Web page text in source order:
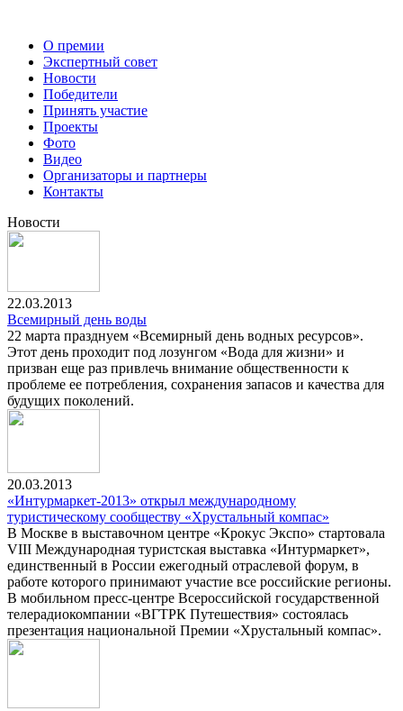
О премии
Экспертный совет
Новости
Победители
Принять участие
Проекты
Фото
Видео
Организаторы и партнеры
Контакты
Новости
22.03.2013
Всемирный день воды
22 марта празднуем «Всемирный день водных ресурсов».
Этот день проходит под лозунгом «Вода для жизни» и
призван еще раз привлечь внимание общественности к
проблеме ее потребления, сохранения запасов и качества для
будущих поколений.
20.03.2013
«Интурмаркет-2013» открыл международному
туристическому сообществу «Хрустальный компас»
В Москве в выставочном центре «Крокус Экспо» стартовала
VIII Международная туристская выставка «Интурмаркет»,
единственный в России ежегодный отраслевой форум, в
работе которого принимают участие все российские регионы.
В мобильном пресс-центре Всероссийской государственной
телерадиокомпании «ВГТРК Путешествия» состоялась
презентация национальной Премии «Хрустальный компас».